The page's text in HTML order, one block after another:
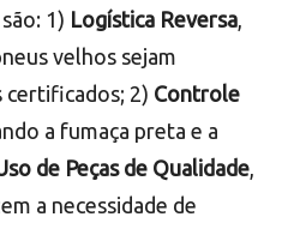
1) Logística Reversa,
velhos sejam
certificados; 2) Controle
a fumaça preta e a
de Peças de Qualidade,
a necessidade de